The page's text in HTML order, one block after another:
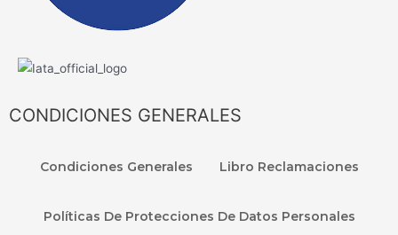
CONDICIONES GENERALES
Condiciones Generales Libro Reclamaciones
Políticas De Protecciones De Datos Personales